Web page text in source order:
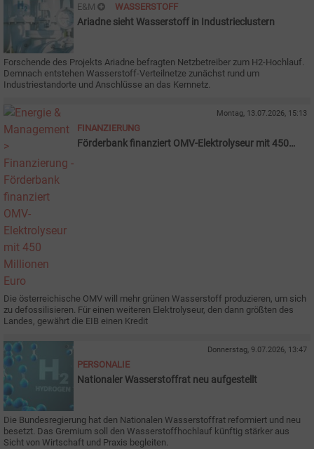
E&M WASSERSTOFF
Ariadne sieht Wasserstoff in Industrieclustern
Forschende des Projekts Ariadne befragten Netzbetreiber zum H2-Hochlauf.
Demnach entstehen Wasserstoff-Verteilnetze zunächst rund um
Industriestandorte und Anschlüsse an das Kernnetz.
Montag, 13.07.2026, 15:13
FINANZIERUNG
Förderbank finanziert OMV-Elektrolyseur mit 450
Die österreichische OMV will mehr grünen Wasserstoff produzieren, um sich
zu defossilisieren. Für einen weiteren Elektrolyseur, den dann größten des
Landes, gewährt die EIB einen Kredit
Donnerstag, 9.07.2026, 13:47
PERSONALIE
Nationaler Wasserstoffrat neu aufgestellt
Die Bundesregierung hat den Nationalen Wasserstoffrat reformiert und neu
besetzt. Das Gremium soll den Wasserstoffhochlauf künftig stärker aus
Sicht von Wirtschaft und Praxis begleiten.